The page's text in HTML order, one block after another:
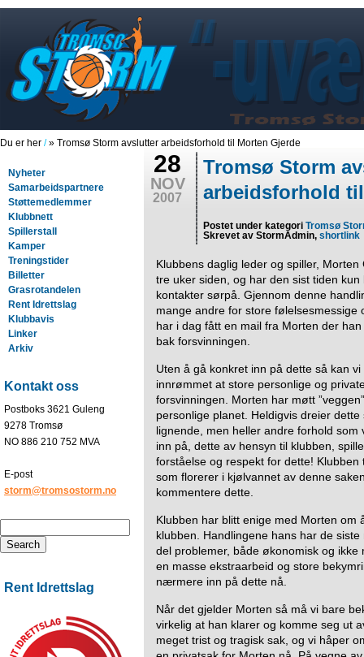
Du er her /» Tromsø Storm avslutter arbeidsforhold til Morten Gjerde
Nyheter
Samarbeidspartnere
Støttemedlemmer
Klubbnett
Spillerstall
Kamper
Treningstider
Billetter
Grasrotandelen
Rent Idrettslag
Klubbavis
Linker
Arkiv
Kontakt oss
Postboks 3621 Guleng
9278 Tromsø
NO 886 210 752 MVA
E-post
storm@tromsostorm.no
Rent Idrettslag
28
NOV
2007
Tromsø Storm
arbeidsforhold
Postet under kategoriTromsø
Skrevet av StormAdmin,shortlink
Klubbens daglig leder og spiller,
tre uker siden, og har den sist tiden
kontakter sørpå. Gjennom denne
mange andre for store følelsesmessige
har i dag fått en mail fra Morten der
bak forsvinningen.
Uten å gå konkret inn på dette så kan
innrømmet at store personlige og
forsvinningen. Morten har møtt
personlige planet. Heldigvis dreier
lignende, men heller andre forhold
inn på, dette av hensyn til klubben,
forståelse og respekt for dette!
som florerer i kjølvannet av denne
kommentere dette.
Klubben har blitt enige med Morten om
klubben. Handlingene hans har de
del problemer, både økonomisk og
en masse ekstraarbeid og store
nærmere inn på dette nå.
Når det gjelder Morten så må vi bare
virkelig at han klarer og komme seg ut
meget trist og tragisk sak, og vi håper